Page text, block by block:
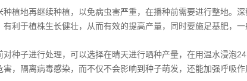
植地再继续种植，以免病虫害严重，在播种前需要进行整地。
利于植株生长健壮，从而有效的提高产量，同时要施足基肥，一
种子进行处理，可以选择在晴天进行晒种产量，在用温水浸泡
，隔离病毒感染，而不仅不会影响到种子萌发，还能加强呼吸作